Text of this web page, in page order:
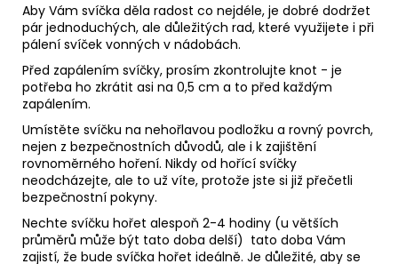
Aby Vám svíčka děla radost co nejdéle, je dobré dodržet
pár jednoduchých, ale důležitých rad, které využijete i při
pálení svíček vonných v nádobách.
Před zapálením svíčky, prosím zkontrolujte knot - je
potřeba ho zkrátit asi na 0,5 cm a to před každým
zapálením.
Umístěte svíčku na nehořlavou podložku a rovný povrch,
nejen z bezpečnostních důvodů, ale i k zajištění
rovnoměrného hoření. Nikdy od hořící svíčky
neodcházejte, ale to už víte, protože jste si již přečetli
bezpečnostní pokyny.
Nechte svíčku hořet alespoň 2-4 hodiny (u větších
průměrů může být tato doba delší) tato doba Vám
zajistí, že bude svíčka hořet ideálně. Je důležité, aby se